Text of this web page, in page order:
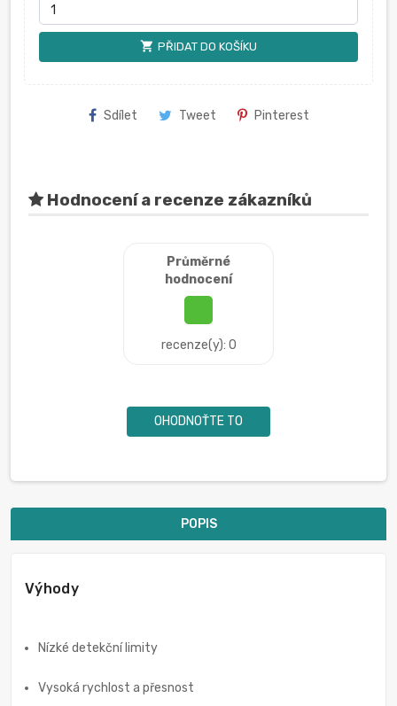
shopping_cart PŘIDAT DO KOŠÍKU
Sdílet Tweet Pinterest
Hodnocení a recenze zákazníků
Průměrné
hodnocení
recenze(y): 0
OHODNOŤTE TO
POPIS
Výhody
Nízké detekční limity
Vysoká rychlost a přesnost